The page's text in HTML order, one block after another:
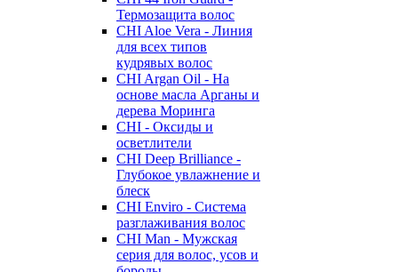
Термозащита волос
CHI Aloe Vera - Линия
для всех типов
кудрявых волос
CHI Argan Oil - На
основе масла Арганы и
дерева Моринга
CHI - Оксиды и
осветлители
CHI Deep Brilliance -
Глубокое увлажнение и
блеск
CHI Enviro - Система
разглаживания волос
CHI Man - Мужская
серия для волос, усов и